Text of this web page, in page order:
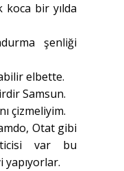
koca bir yılda
şenliği
elbette.
Samsun.
çizmeliyim.
Otat gibi
var bu
yapıyorlar.